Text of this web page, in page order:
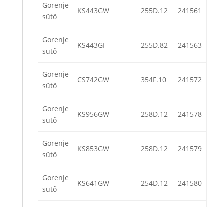
Gorenje
sütő
KS443GW 255D.12 241561
Gorenje
sütő
KS443GI 255D.82 241563
Gorenje
sütő
CS742GW 354F.10 241572
Gorenje
sütő
KS956GW 258D.12 241578
Gorenje
sütő
KS853GW 258D.12 241579
Gorenje
sütő
KS641GW 254D.12 241580